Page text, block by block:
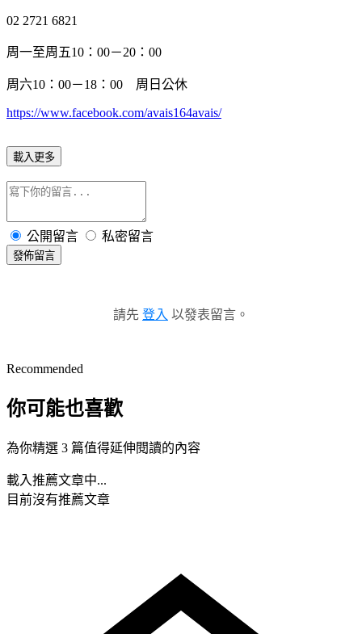
02 2721 6821
周一至周五10：00－20：00
周六10：00－18：00 周日公休
https://www.facebook.com/avais164avais/
載入更多
公開留言 私密留言
發佈留言
請先 登入 以發表留言。
Recommended
你可能也喜歡
為你精選 3 篇值得延伸閱讀的內容
載入推薦文章中...
目前沒有推薦文章